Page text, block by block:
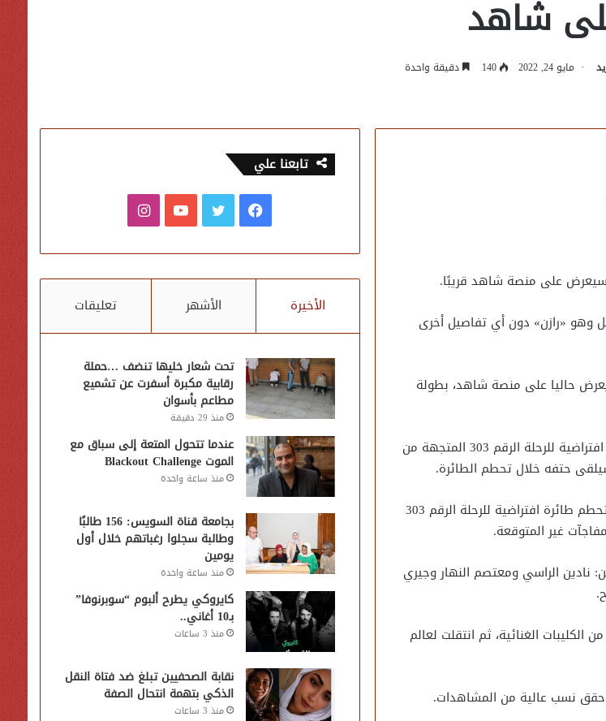
شاهد
مايو 24, 2022 140 دقيقة واحدة
«رازن» دون أي تفاصيل أخرى
تعاقده للمشاركة في مسلسل بيروت 303، والذي يعرض حاليا على منصة شاهد، بطولة
ونوه مصعب في بيان صحفي، بأن أحداث المسلسل تدور عقب حادث تحطم طائرة افتراضية للرحلة الرقم 303 المتجهة من
حتفه خلال تحطم الطائرة.
مسلسل «بيروت 303» دراما مشتركة (سورية – لبنانية)، تدور أحداثها عقب حادث تحطم طائرة افتراضية للرحلة الرقم 303
غير المتوقعة.
نادين الراسي ومعتصم النهار وجيري
الغنائية، ثم انتقلت لعالم
تابعنا علي
فيسبوكتويتر يوتيوبانستقرام
الأخيرة الأشهر تعليقات
تحت شعار خليها تنضف …حملة
رقابية مكبرة أسفرت عن تشميع
مطاعم بأسوان
منذ 29 دقيقة
عندما تتحول المتعة إلى سباق مع
الموت Blackout Challenge
منذ ساعة واحدة
بجامعة قناة السويس: 156 طالبًا
وطالبة سجلوا رغباتهم خلال أول
يومين
منذ ساعة واحدة
كايروكي يطرح ألبوم “سوبرنوفا”
بـ10 أغاني..
منذ 3 ساعات
نقابة الصحفيين تبلغ ضد فتاة النقل
الذكي بتهمة انتحال الصفة
منذ 3 ساعات